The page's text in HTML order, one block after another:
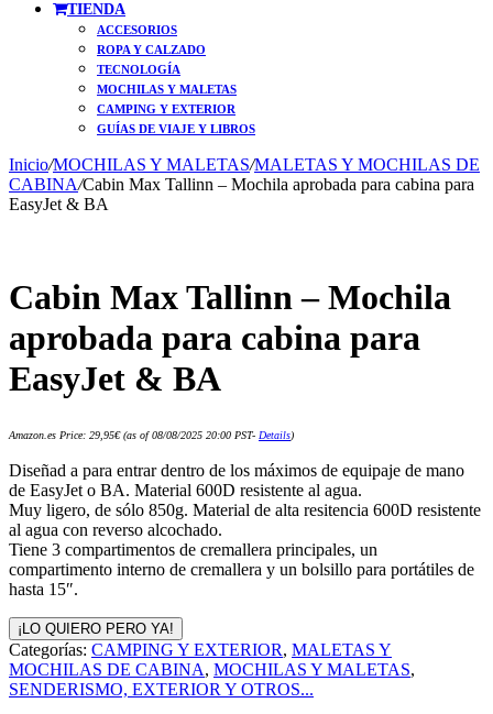
TIENDA
ACCESORIOS
ROPA Y CALZADO
TECNOLOGÍA
MOCHILAS Y MALETAS
CAMPING Y EXTERIOR
GUÍAS DE VIAJE Y LIBROS
Inicio/MOCHILAS Y MALETAS/MALETAS Y MOCHILAS DE
CABINA/Cabin Max Tallinn – Mochila aprobada para cabina para
EasyJet & BA
Cabin Max Tallinn – Mochila
aprobada para cabina para
EasyJet & BA
Amazon.es Price: 29,95€(as of 08/08/2025 20:00 PST- Details)
Diseñad a para entrar dentro de los máximos de equipaje de mano
de EasyJet o BA. Material 600D resistente al agua.
Muy ligero, de sólo 850g. Material de alta resitencia 600D resistente
al agua con reverso alcochado.
Tiene 3 compartimentos de cremallera principales, un
compartimento interno de cremallera y un bolsillo para portátiles de
hasta 15″.
¡LO QUIERO PERO YA!
Categorías: CAMPING Y EXTERIOR, MALETAS Y
MOCHILAS DE CABINA, MOCHILAS Y MALETAS,
SENDERISMO, EXTERIOR Y OTROS...